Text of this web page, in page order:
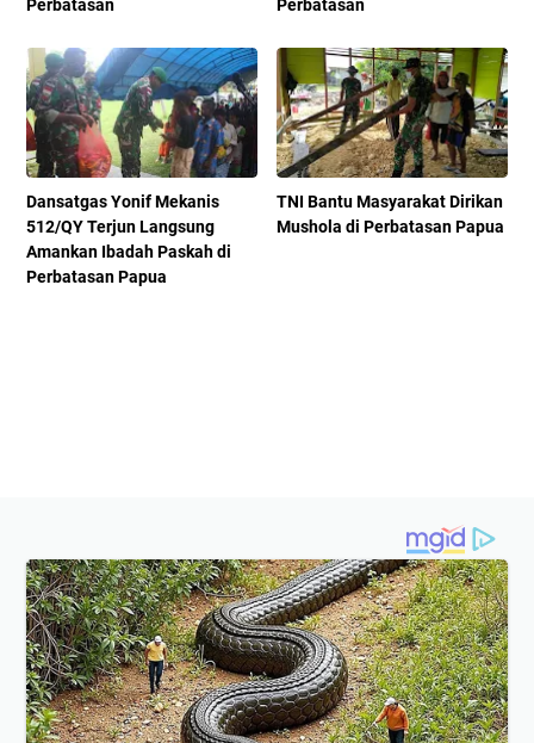
Perbatasan Perbatasan
Dansatgas Yonif Mekanis
512/QY Terjun Langsung
Amankan Ibadah Paskah di
Perbatasan Papua
TNI Bantu Masyarakat Dirikan
Mushola di Perbatasan Papua